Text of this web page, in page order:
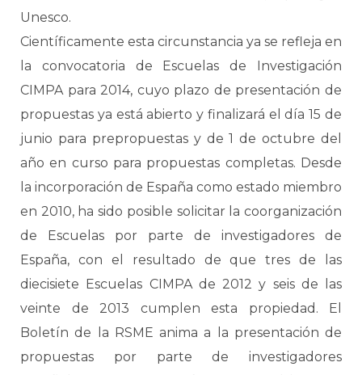
Unesco.
Científicamente esta circunstancia ya se refleja en
la convocatoria de Escuelas de Investigación
CIMPA para 2014, cuyo plazo de presentación de
propuestas ya está abierto y finalizará el día 15 de
junio para prepropuestas y de 1 de octubre del
año en curso para propuestas completas. Desde
la incorporación de España como estado miembro
en 2010, ha sido posible solicitar la coorganización
de Escuelas por parte de investigadores de
España, con el resultado de que tres de las
diecisiete Escuelas CIMPA de 2012 y seis de las
veinte de 2013 cumplen esta propiedad. El
Boletín de la RSME anima a la presentación de
propuestas por parte de investigadores